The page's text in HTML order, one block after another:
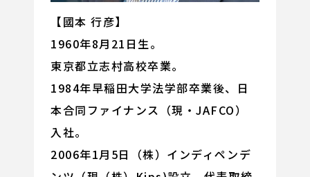
【國本 行彦】
1960年8月21日生。
東京都立志村高校卒業。
1984年早稲田大学法学部卒業後、日
本合同ファイナンス（現・JAFCO）
入社。
2006年1月5日（株）インディペンデ